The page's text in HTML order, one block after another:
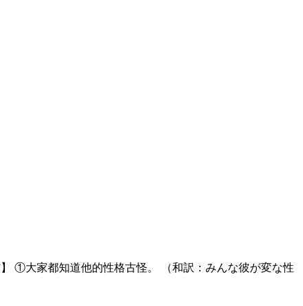
①大家都知道他的性格古怪。 （和訳：みんな彼が変な性